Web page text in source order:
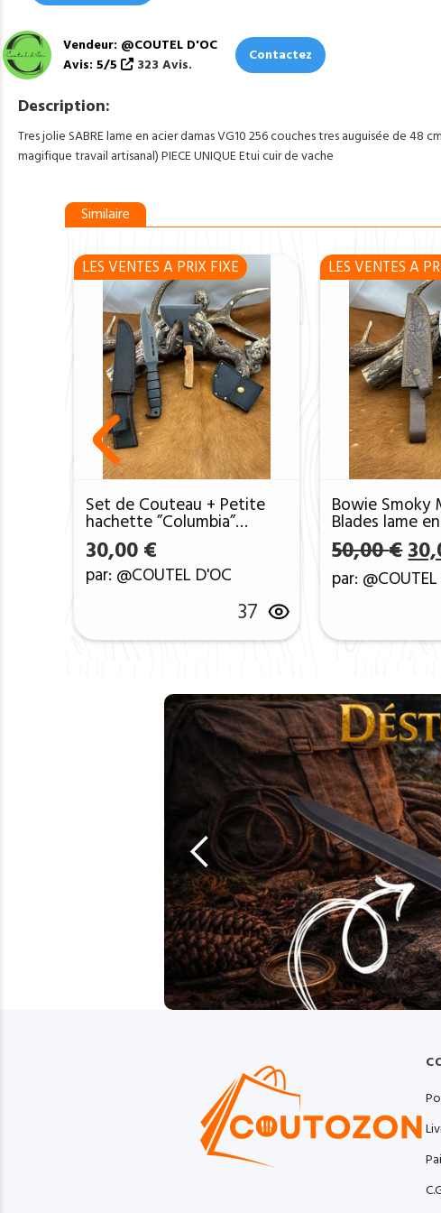
Vendeur: @COUTEL D'OC
Avis: 5/5
323 Avis.
Contactez
Description:
Tres jolie SABRE lame en acier damas VG10 256 couches tres auguisée de
magifique travail artisanal) PIECE UNIQUE Etui cuir de vache
Similaire
LES VENTES A PRIX FIXE
Set de Couteau + Petite
hachette ”Columbia”
Offerte ref Scb26
30,00 €
par: @COUTEL D'OC
37
LES VENTES A
Bowie Smoky
Blades lame
256 couches
ref SMB400
50,00€Le
par: